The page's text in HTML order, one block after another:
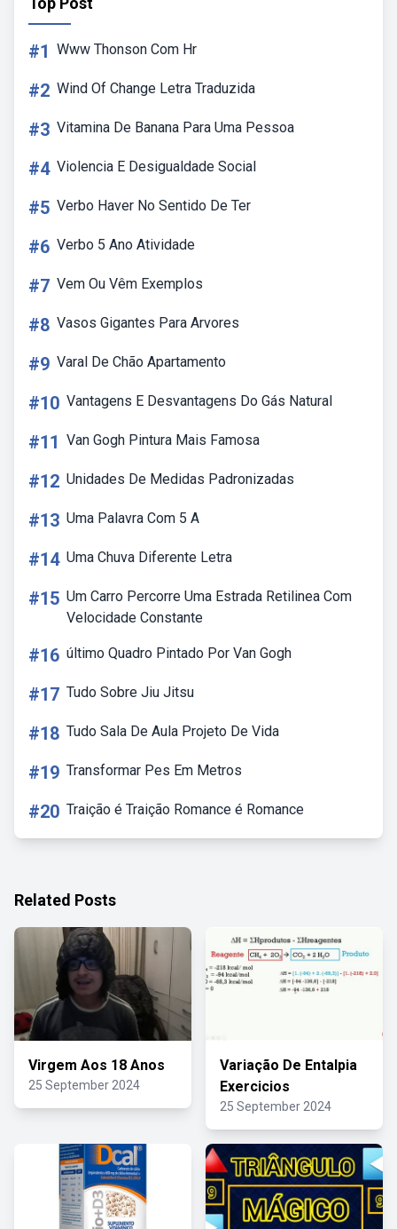
#1 Www Thonson Com Hr
#2 Wind Of Change Letra Traduzida
#3 Vitamina De Banana Para Uma Pessoa
#4 Violencia E Desigualdade Social
#5 Verbo Haver No Sentido De Ter
#6 Verbo 5 Ano Atividade
#7 Vem Ou Vêm Exemplos
#8 Vasos Gigantes Para Arvores
#9 Varal De Chão Apartamento
#10 Vantagens E Desvantagens Do Gás Natural
#11 Van Gogh Pintura Mais Famosa
#12 Unidades De Medidas Padronizadas
#13 Uma Palavra Com 5 A
#14 Uma Chuva Diferente Letra
#15 Um Carro Percorre Uma Estrada Retilinea Com
Velocidade Constante
#16 último Quadro Pintado Por Van Gogh
#17 Tudo Sobre Jiu Jitsu
#18 Tudo Sala De Aula Projeto De Vida
#19 Transformar Pes Em Metros
#20 Traição é Traição Romance é Romance
Related Posts
Virgem Aos 18 Anos
25 September 2024
Variação De Entalpia
Exercicios
25 September 2024